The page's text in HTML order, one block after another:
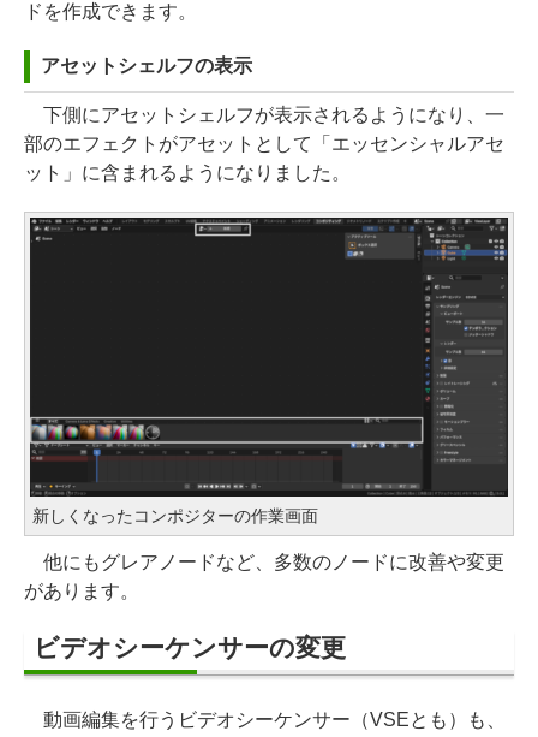
ドを作成できます。
アセットシェルフの表示
下側にアセットシェルフが表示されるようになり、一
部のエフェクトがアセットとして「エッセンシャルアセ
ット」に含まれるようになりました。
新しくなったコンポジターの作業画面
他にもグレアノードなど、多数のノードに改善や変更
があります。
ビデオシーケンサーの変更
動画編集を行うビデオシーケンサー（VSEとも）も、